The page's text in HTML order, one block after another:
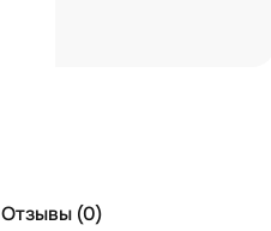
Отзывы (0)